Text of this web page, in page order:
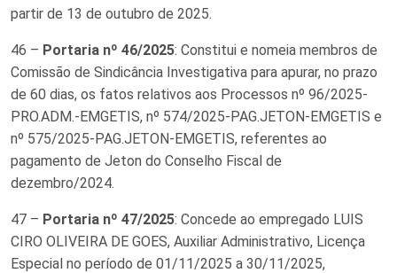
partir de 13 de outubro de 2025.
46 – Portaria nº 46/2025: Constitui e nomeia membros de
Comissão de Sindicância Investigativa para apurar, no prazo
de 60 dias, os fatos relativos aos Processos nº 96/2025-
PRO.ADM.-EMGETIS, nº 574/2025-PAG.JETON-EMGETIS e
nº 575/2025-PAG.JETON-EMGETIS, referentes ao
pagamento de Jeton do Conselho Fiscal de
dezembro/2024.
47 – Portaria nº 47/2025: Concede ao empregado LUIS
CIRO OLIVEIRA DE GOES, Auxiliar Administrativo, Licença
Especial no período de 01/11/2025 a 30/11/2025,